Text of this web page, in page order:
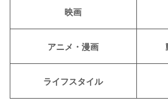
映画
アニメ・漫画
ライフスタイル